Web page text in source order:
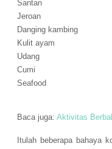
Santan
Jeroan
Danging kambing
Kulit ayam
Udang
Cumi
Seafood
Baca juga: Aktivitas
Itulah beberapa bahaya